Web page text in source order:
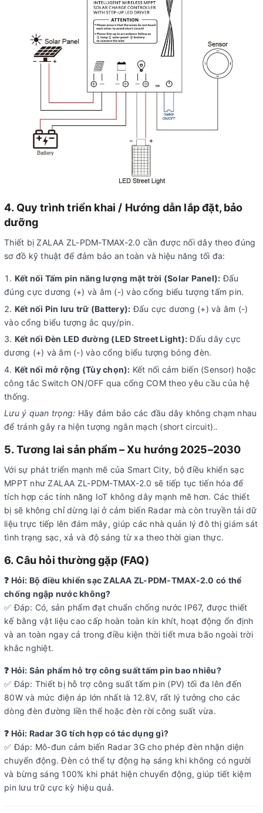
4. Quy trình triển khai / Hướng dẫn lắp đặt, bảo
dưỡng
Thiết bị ZALAA ZL-PDM-TMAX-2.0 cần được nối dây theo đúng
sơ đồ kỹ thuật để đảm bảo an toàn và hiệu năng tối đa:
Kết nối Tấm pin năng lượng mặt trời (Solar Panel): Đấu
đúng cực dương (+) và âm (-) vào cổng biểu tượng tấm pin.
Kết nối Pin lưu trữ (Battery): Đấu cực dương (+) và âm (-)
vào cổng biểu tượng ắc quy/pin.
Kết nối Đèn LED đường (LED Street Light):Đấu dây cực
dương (+) và âm (-) vào cổng biểu tượng bóng đèn.
Kết nối mở rộng (Tùy chọn): Kết nối cảm biến (Sensor) hoặc
công tắc Switch ON/OFF qua cổng COM theo yêu cầu của hệ
thống.
Lưu ý quan trọng: Hãy đảm bảo các đầu dây không chạm nhau
để tránh gây ra hiện tượng ngắn mạch (short circuit)..
5. Tương lai sản phẩm – Xu hướng 2025–2030
Với sự phát triển mạnh mẽ của Smart City, bộ điều khiển sạc
MPPT như ZALAA ZL-PDM-TMAX-2.0 sẽ tiếp tục tiến hóa để
tích hợp các tính năng IoT không dây mạnh mẽ hơn. Các thiết
bị sẽ không chỉ dừng lại ở cảm biến Radar mà còn truyền tải dữ
liệu trực tiếp lên đám mây, giúp các nhà quản lý đô thị giám sát
tình trạng sạc, xả và độ sáng từ xa theo thời gian thực.
6. Câu hỏi thường gặp (FAQ)
❓ Hỏi: Bộ điều khiển sạc ZALAA ZL-PDM-TMAX-2.0 có thể
chống ngập nước không?
✅ Đáp: Có, sản phẩm đạt chuẩn chống nước IP67, được thiết
kế bằng vật liệu cao cấp hoàn toàn kín khít, hoạt động ổn định
và an toàn ngay cả trong điều kiện thời tiết mưa bão ngoài trời
khắc nghiệt.
❓ Hỏi: Sản phẩm hỗ trợ công suất tấm pin bao nhiêu?
✅ Đáp: Thiết bị hỗ trợ công suất tấm pin (PV) tối đa lên đến
80W và mức điện áp lớn nhất là 12.8V, rất lý tưởng cho các
dòng đèn đường liền thể hoặc đèn rời công suất vừa.
❓ Hỏi: Radar 3G tích hợp có tác dụng gì?
✅ Đáp: Mô-đun cảm biến Radar 3G cho phép đèn nhận diện
chuyển động. Đèn có thể tự động hạ sáng khi không có người
và bừng sáng 100% khi phát hiện chuyển động, giúp tiết kiệm
pin lưu trữ cực kỳ hiệu quả.